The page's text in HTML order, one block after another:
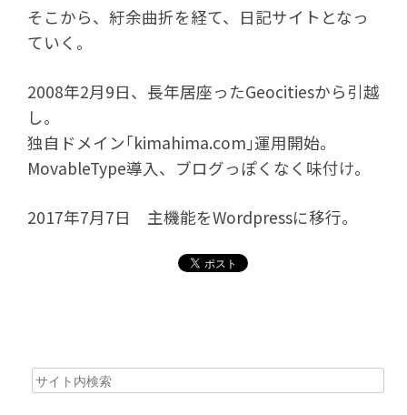
そこから、紆余曲折を経て、日記サイトとなっ
ていく。
2008年2月9日、長年居座ったGeocitiesから引越
し。
独自ドメイン｢kimahima.com｣運用開始。
MovableType導入、ブログっぽくなく味付け。
2017年7月7日 主機能をWordpressに移行。
Search
for: